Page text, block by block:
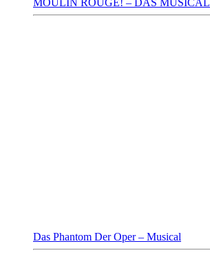
MOULIN ROUGE! – DAS MUSICAL
Das Phantom Der Oper – Musical